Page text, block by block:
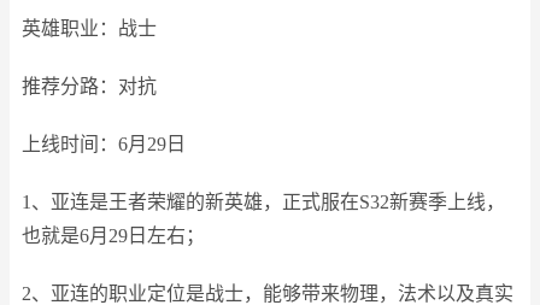
英雄职业：战士
推荐分路：对抗
上线时间：6月29日
1、亚连是王者荣耀的新英雄，正式服在S32新赛季上线，
也就是6月29日左右；
2、亚连的职业定位是战士，能够带来物理，法术以及真实